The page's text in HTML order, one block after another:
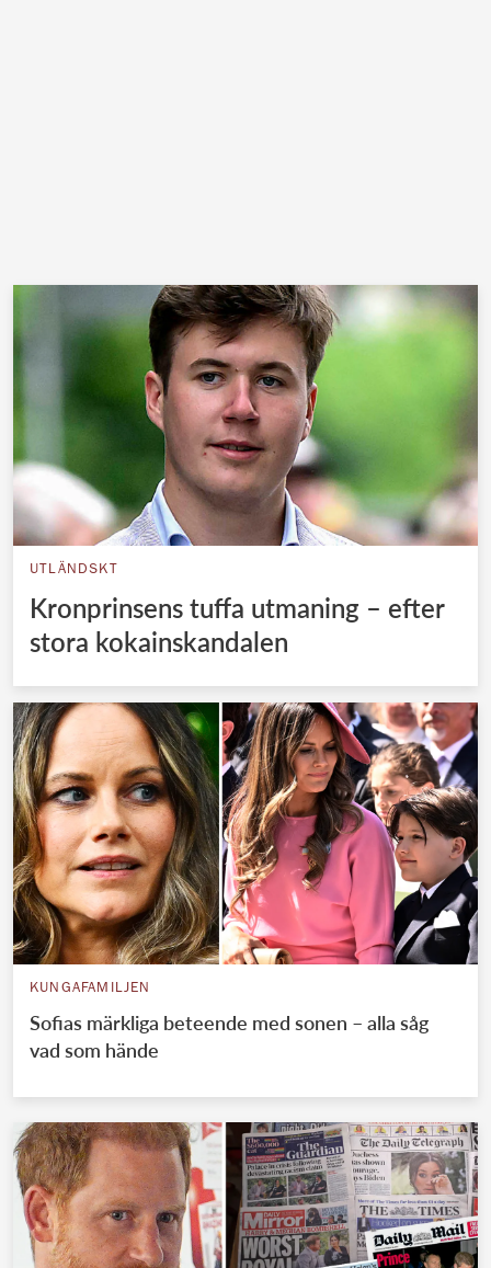
UTLÄNDSKT
Kronprinsens tuffa utmaning – efter
stora kokainskandalen
KUNGAFAMILJEN
Sofias märkliga beteende med sonen – alla såg
vad som hände